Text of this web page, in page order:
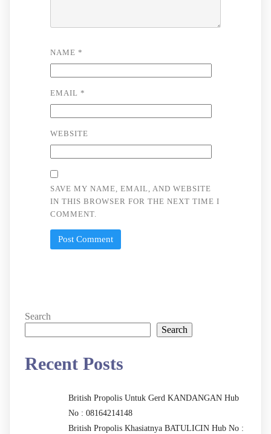
NAME *
EMAIL *
WEBSITE
SAVE MY NAME, EMAIL, AND WEBSITE
IN THIS BROWSER FOR THE NEXT TIME I
COMMENT.
Search
Search
Recent Posts
British Propolis Untuk Gerd KANDANGAN Hub
No : 08164214148
British Propolis Khasiatnya BATULICIN Hub No :